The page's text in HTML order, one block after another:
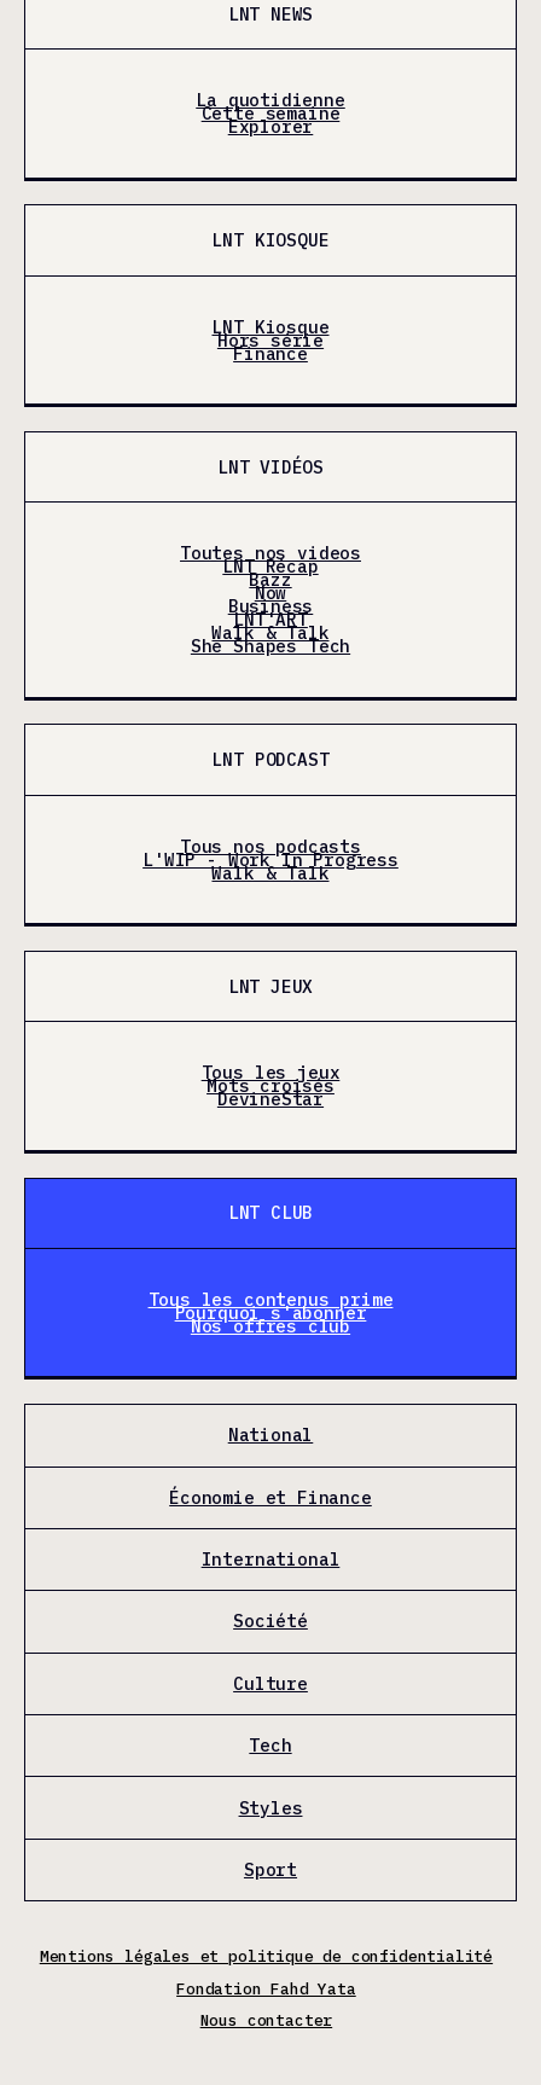
LNT NEWS
La quotidienne
Cette semaine
Explorer
LNT KIOSQUE
LNT Kiosque
Hors série
Finance
LNT VIDÉOS
Toutes nos videos
LNT Récap
Bazz
Now
Business
LNT'ART
Walk & Talk
She Shapes Tech
LNT PODCAST
Tous nos podcasts
L'WIP - Work In Progress
Walk & Talk
LNT JEUX
Tous les jeux
Mots croisés
DevineStar
LNT CLUB
Tous les contenus prime
Pourquoi s'abonner
Nos offres club
National
Économie et Finance
International
Société
Culture
Tech
Styles
Sport
Mentions légales et politique de confidentialité
Fondation Fahd Yata
Nous contacter